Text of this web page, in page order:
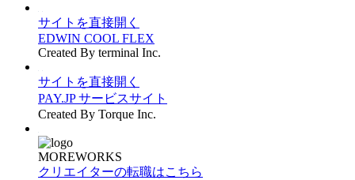
サイトを直接開く
EDWIN COOL FLEX
Created By terminal Inc.
サイトを直接開く
PAY.JP サービスサイト
Created By Torque Inc.
MOREWORKS
クリエイターの転職はこちら